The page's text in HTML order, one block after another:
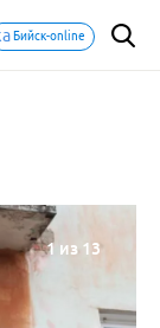
Бийск-online
1 из 13